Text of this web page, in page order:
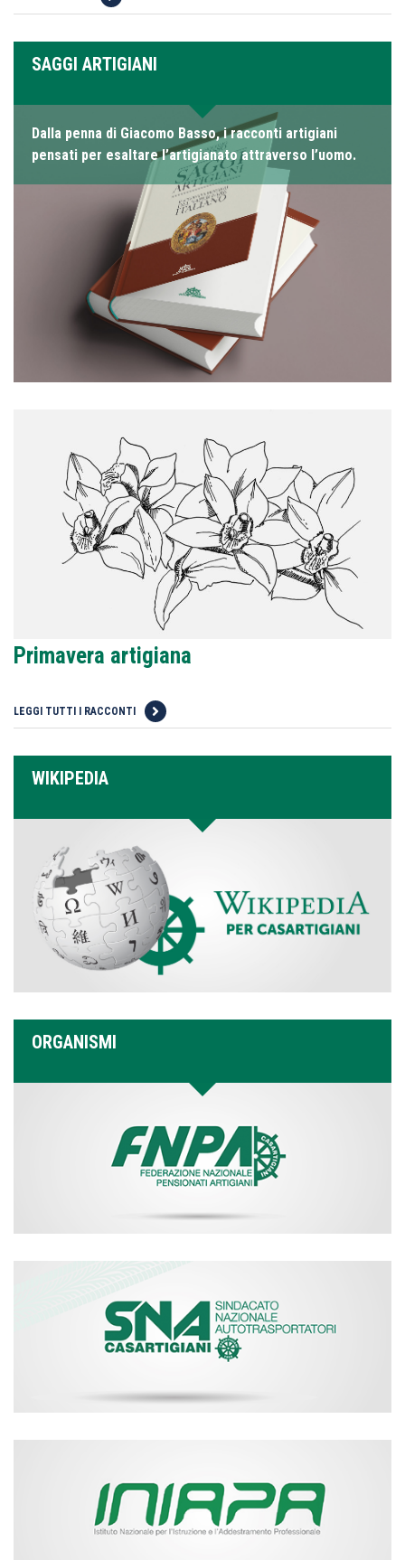
SAGGI ARTIGIANI
Dalla penna di Giacomo Basso, i racconti artigiani
pensati per esaltare l’artigianato attraverso l’uomo.
Primavera artigiana
LEGGI TUTTI I RACCONTI
WIKIPEDIA
ORGANISMI